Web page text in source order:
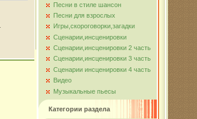
Песни в стиле шансон
Песни для взрослых
Игры,скороговорки,загадки
Сценарии,инсценировки
Сценарии,инсценировки 2 часть
Сценарии,инсценировки 3 часть
Сценарии инсценировки 4 часть
Видео
Музыкальные пьесы
Категории раздела